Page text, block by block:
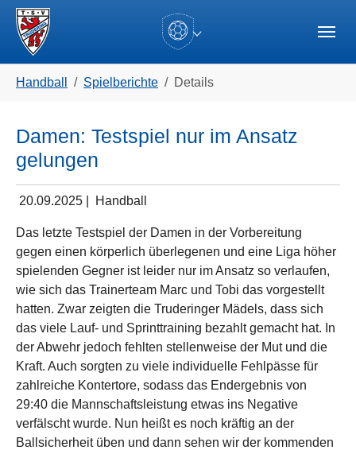
Skip to main navigation
Zum Hauptinhalt springen
Skip to page footer
Handball Spielberichte Details
Damen: Testspiel nur im Ansatz
gelungen
20.09.2025 Handball
Das letzte Testspiel der Damen in der Vorbereitung
gegen einen körperlich überlegenen und eine Liga höher
spielenden Gegner ist leider nur im Ansatz so verlaufen,
wie sich das Trainerteam Marc und Tobi das vorgestellt
hatten. Zwar zeigten die Truderinger Mädels, dass sich
das viele Lauf- und Sprinttraining bezahlt gemacht hat. In
der Abwehr jedoch fehlten stellenweise der Mut und die
Kraft. Auch sorgten zu viele individuelle Fehlpässe für
zahlreiche Kontertore, sodass das Endergebnis von
29:40 die Mannschaftsleistung etwas ins Negative
verfälscht wurde. Nun heißt es noch kräftig an der
Ballsicherheit üben und dann sehen wir der kommenden